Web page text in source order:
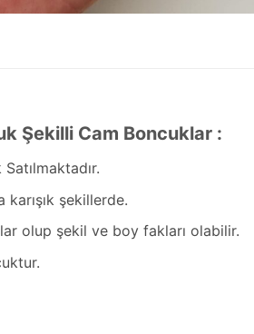
Şekilli Cam Boncuklar :
karışık şekillerde.
olup şekil ve boy fakları olabilir.